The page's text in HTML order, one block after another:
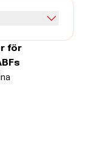
bokstäver när
för